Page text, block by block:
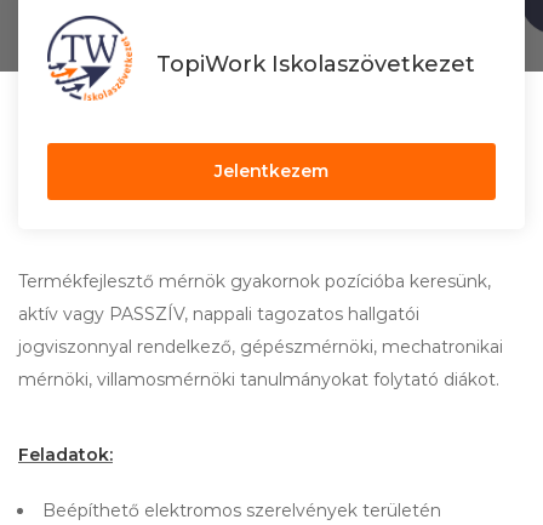
TopiWork Iskolaszövetkezet
Jelentkezem
Termékfejlesztő mérnök gyakornok pozícióba keresünk,
aktív vagy PASSZÍV, nappali tagozatos hallgatói
jogviszonnyal rendelkező, gépészmérnöki, mechatronikai
mérnöki, villamosmérnöki tanulmányokat folytató diákot.
Feladatok:
Beépíthető elektromos szerelvények területén